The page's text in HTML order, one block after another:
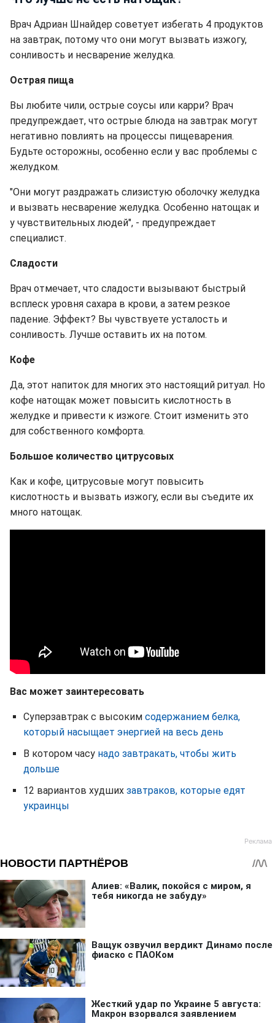
Врач Адриан Шнайдер советует избегать 4 продуктов
на завтрак, потому что они могут вызвать изжогу,
сонливость и несварение желудка.
Острая пища
Вы любите чили, острые соусы или карри? Врач
предупреждает, что острые блюда на завтрак могут
негативно повлиять на процессы пищеварения.
Будьте осторожны, особенно если у вас проблемы с
желудком.
"Они могут раздражать слизистую оболочку желудка
и вызвать несварение желудка. Особенно натощак и
у чувствительных людей", - предупреждает
специалист.
Сладости
Врач отмечает, что сладости вызывают быстрый
всплеск уровня сахара в крови, а затем резкое
падение. Эффект? Вы чувствуете усталость и
сонливость. Лучше оставить их на потом.
Кофе
Да, этот напиток для многих это настоящий ритуал. Но
кофе натощак может повысить кислотность в
желудке и привести к изжоге. Стоит изменить это
для собственного комфорта.
Большое количество цитрусовых
Как и кофе, цитрусовые могут повысить
кислотность и вызвать изжогу, если вы съедите их
много натощак.
Вас может заинтересовать
Суперзавтрак с высоким содержанием белка,
который насыщает энергией на весь день
В котором часу надо завтракать, чтобы жить
дольше
12 вариантов худших завтраков, которые едят
украинцы